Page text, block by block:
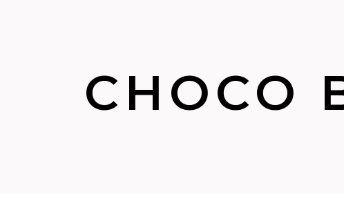
CHOCO